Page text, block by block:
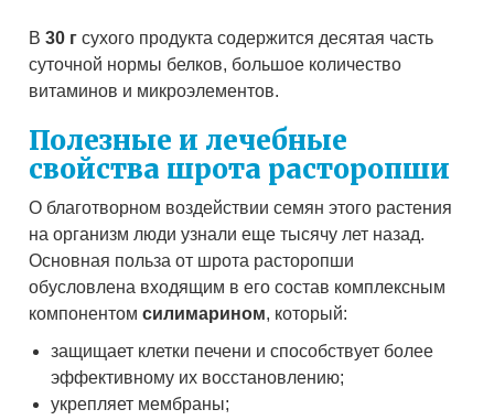
В30 г сухого продукта содержится десятая часть
суточной нормы белков, большое количество
витаминов и микроэлементов.
Полезные и лечебные
свойства шрота расторопши
О благотворном воздействии семян этого растения
на организм люди узнали еще тысячу лет назад.
Основная польза от шрота расторопши
обусловлена входящим в его состав комплексным
компонентомсилимарином, который:
защищает клетки печени и способствует более
эффективному их восстановлению;
укрепляет мембраны;